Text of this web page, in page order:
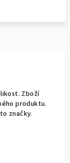
Zboží
produktu.
značky.